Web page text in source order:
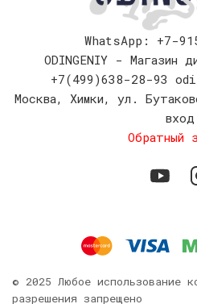
WhatsApp: +7-
ODINGENIY - Магазин
+7(499)638-28-93
Москва, Химки, ул.
вход
Обратный
© 2025 Любое использование
разрешения запрещено